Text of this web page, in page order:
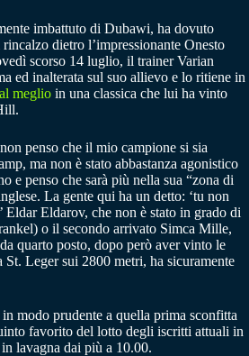
imbattuto di Dubawi, ha dovuto
dietro l’impressionante Onesto
scorso 14 luglio, il trainer Varian
ed inalterata sul suo allievo e lo ritiene in
meglio in una classica che lui ha vinto
penso che il mio campione si sia
ma non è stato abbastanza agonistico
e penso che sarà più nella sua “zona di
La gente qui ha un detto: ‘tu non
Eldarov, che non è stato in grado di
o il secondo arrivato Simca Mille,
quarto posto, dopo però aver vinto le
St. Leger sui 2800 metri, ha sicuramente
modo prudente a quella prima sconfitta
favorito del lotto degli iscritti attuali in
lavagna dai più a 10.00.